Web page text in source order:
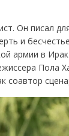
Он писал
и
армии в
Пола
соавтор